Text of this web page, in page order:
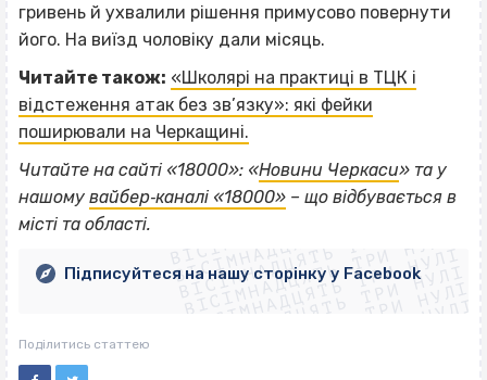
гривень й ухвалили рішення примусово повернути
його. На виїзд чоловіку дали місяць.
Читайте також: «Школярі на практиці в ТЦК і
відстеження атак без зв’язку»: які фейки
поширювали на Черкащині.
Читайте на сайті «18000»: «Новини Черкаси» та у
нашому вайбер‐каналі «18000» – що відбувається в
місті та області.
ВІСІМНАДЦЯТЬ ТРИ НУЛІ
ВІСІМНАДЦЯТЬ ТРИ НУЛІ
ВІСІМНАДЦЯТЬ ТРИ НУЛІ
ВІСІМНАДЦЯТЬ ТРИ НУЛІ
ВІСІМНАДЦЯТЬ ТРИ НУЛІ
ВІСІМНАДЦЯТЬ ТРИ НУЛІ
ВІСІМНАДЦЯТЬ ТРИ НУЛІ
ВІСІМНАДЦЯТЬ ТРИ НУЛІ
Підписуйтеся на нашу сторінку у Facebook
Поділитись статтею